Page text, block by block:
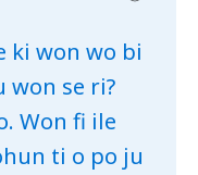
ki won wo bi
won se ri?
Won fi ile
ti o po ju